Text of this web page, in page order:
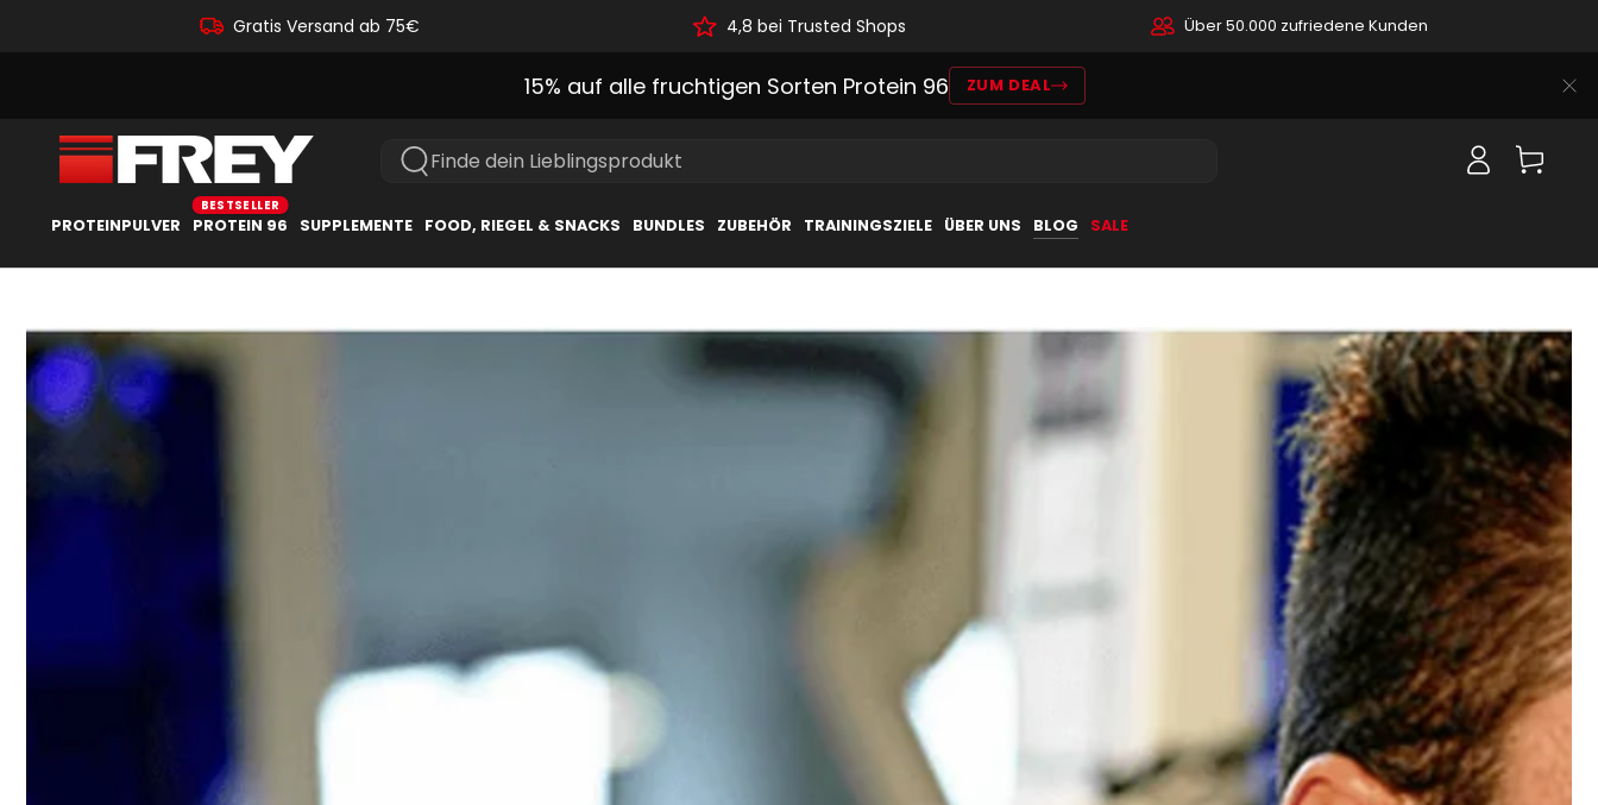
Gratis Versand ab 75€ 4,8 bei Trusted Shops Über 50.000 zufriedene Kunden
15% auf alle fruchtigen Sorten Protein 96 ZUM DEAL
PROTEINPULVER PROTEIN 96 SUPPLEMENTE FOOD, RIEGEL & SNACKS BUNDLES ZUBEHÖR TRAININGSZIELE ÜBER UNS BLOG SALE
Finde dein Lieblingsprodukt Einloggen
Warenkorb